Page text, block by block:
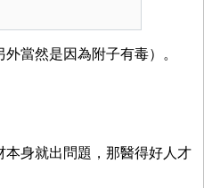
當然是因為附子有毒）。
身就出問題，那醫得好人才